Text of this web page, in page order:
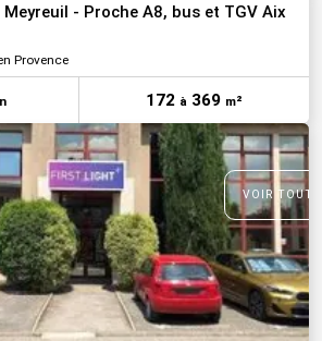
- Proche A8, bus et TGV Aix
Provence
172 à 369 m²
VOIR